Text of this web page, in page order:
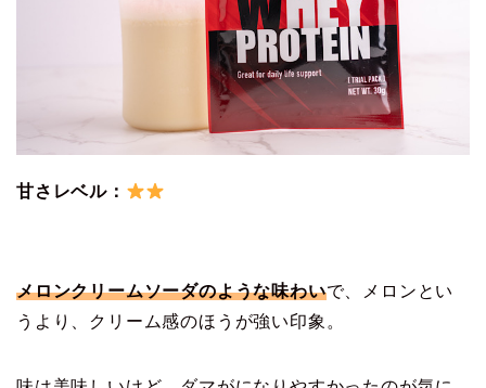
甘さレベル：
メロンクリームソーダのような味わいで、メロンとい
うより、クリーム感のほうが強い印象。